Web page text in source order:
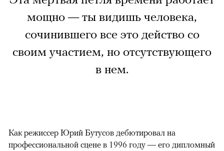
мощно — ты видишь человека,
сочинившего все это действо со
своим участием, но отсутствующего
в нем.
Как режиссер Юрий Бутусов дебютировал на
профессиональной сцене в 1996 году — его дипломный